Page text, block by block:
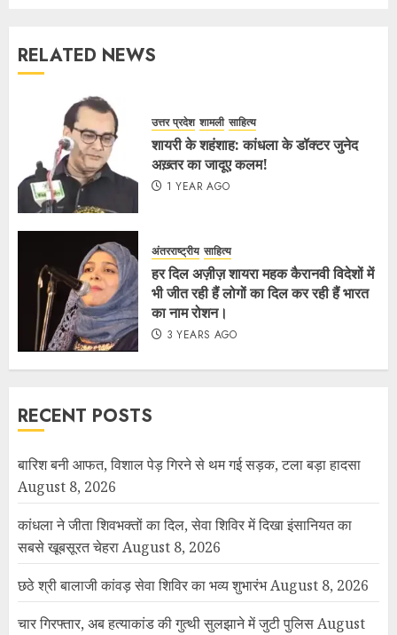
RELATED NEWS
उत्तर प्रदेश शामली साहित्य
शायरी के शहंशाह: कांधला के डॉक्टर जुनेद
अख़्तर का जादूए कलम!
1 YEAR AGO
अंतरराष्ट्रीय साहित्य
हर दिल अज़ीज़ शायरा महक कैरानवी विदेशों में
भी जीत रही हैं लोगों का दिल कर रही हैं भारत
का नाम रोशन।
3 YEARS AGO
RECENT POSTS
बारिश बनी आफत, विशाल पेड़ गिरने से थम गई सड़क, टला बड़ा हादसा
August 8, 2026
कांधला ने जीता शिवभक्तों का दिल, सेवा शिविर में दिखा इंसानियत का
सबसे खूबसूरत चेहराAugust 8, 2026
छठे श्री बालाजी कांवड़ सेवा शिविर का भव्य शुभारंभAugust 8, 2026
चार गिरफ्तार, अब हत्याकांड की गुत्थी सुलझाने में जुटी पुलिसAugust